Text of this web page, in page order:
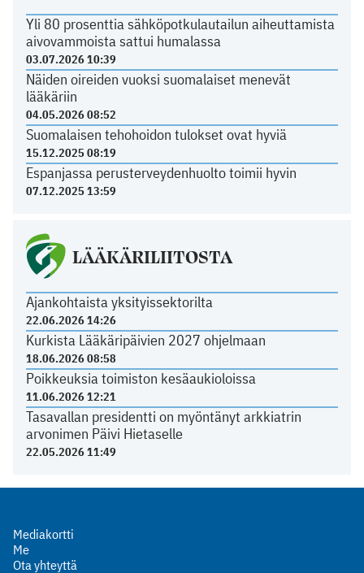
Yli 80 prosenttia sähköpotkulautailun aiheuttamista
aivovammoista sattui humalassa
03.07.2026 10:39
Näiden oireiden vuoksi suomalaiset menevät
lääkäriin
04.05.2026 08:52
Suomalaisen tehohoidon tulokset ovat hyviä
15.12.2025 08:19
Espanjassa perusterveydenhuolto toimii hyvin
07.12.2025 13:59
LÄÄKÄRILIITOSTA
Ajankohtaista yksityissektorilta
22.06.2026 14:26
Kurkista Lääkäripäivien 2027 ohjelmaan
18.06.2026 08:58
Poikkeuksia toimiston kesäaukioloissa
11.06.2026 12:21
Tasavallan presidentti on myöntänyt arkkiatrin
arvonimen Päivi Hietaselle
22.05.2026 11:49
Mediakortti
Me
Ota yhteyttä